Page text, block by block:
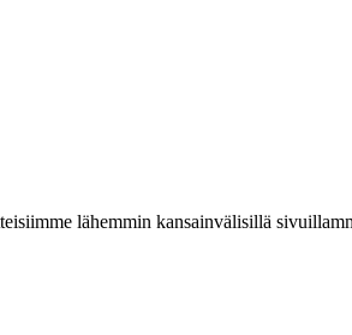
lähemmin kansainvälisillä